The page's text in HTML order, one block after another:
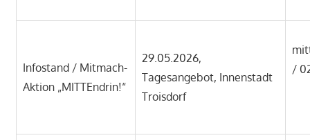
Infostand / Mitmach-
Aktion „MITTEndrin!“
29.05.2026,
Tagesangebot, Innenstadt
Troisdorf
/